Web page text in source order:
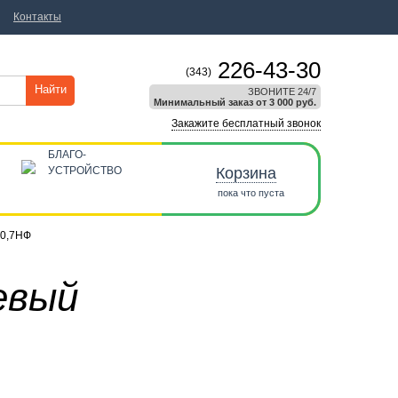
0,7НФ
Найти
(343) 226-43-30
ЗВОНИТЕ 24/7
Минимальный заказ от 3 000 руб.
Закажите бесплатный звонок
БЛАГО-
УСТРОЙСТВО
Корзина
пока что пуста
Контакты